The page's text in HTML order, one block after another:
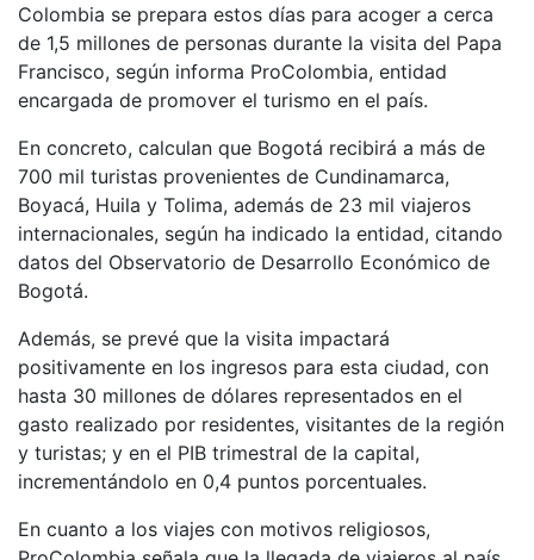
Colombia se prepara estos días para acoger a cerca
de 1,5 millones de personas durante la visita del Papa
Francisco, según informa ProColombia, entidad
encargada de promover el turismo en el país.
En concreto, calculan que Bogotá recibirá a más de
700 mil turistas provenientes de Cundinamarca,
Boyacá, Huila y Tolima, además de 23 mil viajeros
internacionales, según ha indicado la entidad, citando
datos del Observatorio de Desarrollo Económico de
Bogotá.
Además, se prevé que la visita impactará
positivamente en los ingresos para esta ciudad, con
hasta 30 millones de dólares representados en el
gasto realizado por residentes, visitantes de la región
y turistas; y en el PIB trimestral de la capital,
incrementándolo en 0,4 puntos porcentuales.
En cuanto a los viajes con motivos religiosos,